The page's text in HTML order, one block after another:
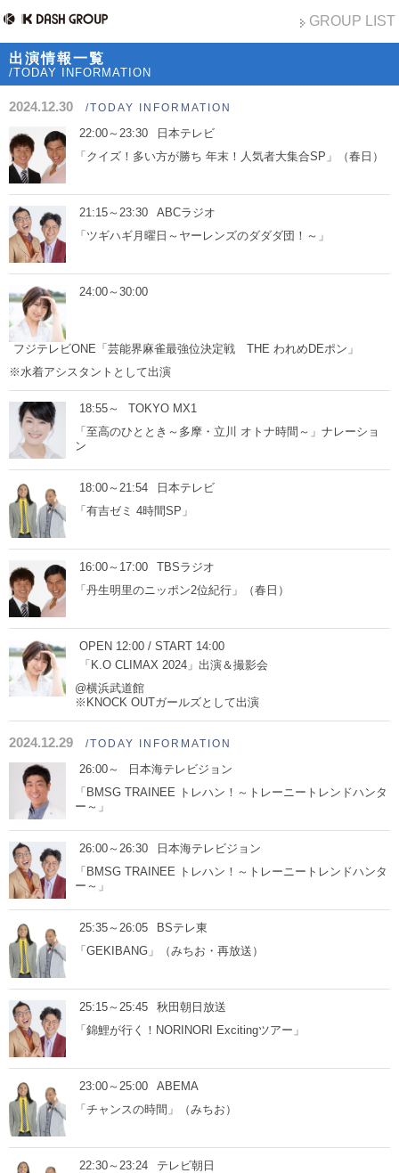
GROUP LIST
出演情報一覧
/TODAY INFORMATION
2024.12.30 /TODAY INFORMATION
22:00～23:30
日本テレビ
「クイズ！多い方が勝ち 年末！人気者大集合SP」（春日）
21:15～23:30
ABCラジオ
「ツギハギ月曜日～ヤーレンズのダダダ団！～」
24:00～30:00
フジテレビONE「芸能界麻雀最強位決定戦 THE われめDEポン」
※水着アシスタントとして出演
18:55～
TOKYO MX1
「至高のひととき～多摩・立川 オトナ時間～」ナレーショ
ン
18:00～21:54
日本テレビ
「有吉ゼミ 4時間SP」
16:00～17:00
TBSラジオ
「丹生明里のニッポン2位紀行」（春日）
OPEN 12:00 / START 14:00
「K.O CLIMAX 2024」出演＆撮影会
@横浜武道館
※KNOCK OUTガールズとして出演
2024.12.29 /TODAY INFORMATION
26:00～
日本海テレビジョン
「BMSG TRAINEE トレハン！～トレーニートレンドハンタ
ー～」
26:00～26:30
日本海テレビジョン
「BMSG TRAINEE トレハン！～トレーニートレンドハンタ
ー～」
25:35～26:05
BSテレ東
「GEKIBANG」（みちお・再放送）
25:15～25:45
秋田朝日放送
「錦鯉が行く！NORINORI Excitingツアー」
23:00～25:00
ABEMA
「チャンスの時間」（みちお）
22:30～23:24
テレビ朝日